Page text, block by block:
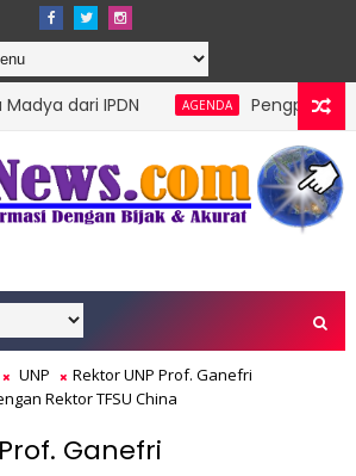
AGENDA Pengprov Squash
UNP
Rektor UNP Prof. Ganefri
Rektor TFSU China
Ganefri